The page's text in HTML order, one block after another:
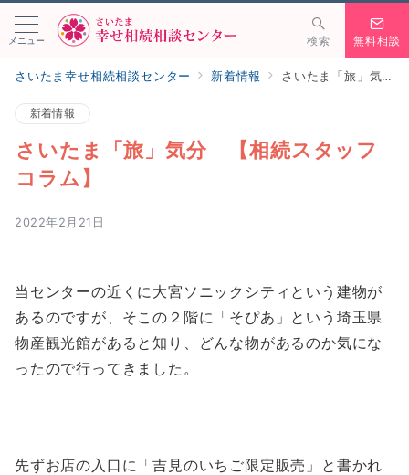
メニュー 検索 無料相談
さいたま幸せ相続相談センター 新着情報 さいたま「旅」気分 【相続スタッフコラム】
新着情報
さいたま「旅」気分 【相続スタッフ
コラム】
2022年2月21日
当センターの近くに大宮ソニックシティという建物が
あるのですが、そこの２階に「そぴあ」という埼玉県
物産観光館があると知り、どんな物があるのか気にな
ったので行ってきました。
先ずお店の入口に「吉見のいちご限定販売」と書かれ